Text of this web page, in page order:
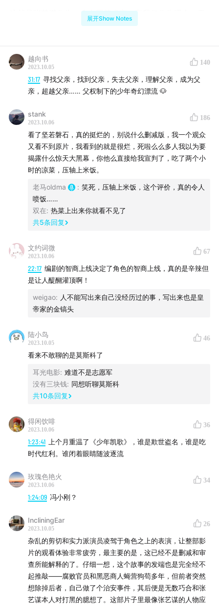
这就是张艺谋作为一个中国艺术家，和我们作为观众，无
法摆脱的「二流」宿命。
老马：一个中年影评人，在播客领域重新出发。关于电
影，了解的东西还不算少。
阿吴：也是一个中年影评人，也要在播客领域重新出发，
有很多观点挑战多数人的常识。
详细时间轴：
对《坚如磐石》的总看法
削弱了对暴力和贪污的表现，强化了正能量，但没有从
本质上改变这部电影的品质
和《一秒钟》《色，戒》《无名》遭遇的比较
07:04 钱外有钱，官上还有官
一个误导性的口号，把官场的结构性问题，偷换为职位
有多高的程度问题
和《背靠背，脸对脸》比较
陈道明和沙瑞金
张艺谋想拍成悬疑片，并不成功
奇怪的上下集结构
四尸案
省委书记是机械降神？
学韩国电影的斧头帮，没学好
天线宝宝知识点、于和伟的表情、雷佳音的降智、田雨
堪比《无间道》的全员内奸？？？
寻父与弑父
审查的要求是，反派被打死还不够，要审判，要忏悔
竟然和《封神》一样，又找爹？
以雷佳音的年龄感来找爹，有精神上未断奶的嫌疑
联想：《星球大战》的弑父，《唐人街》的乱伦
第五代的弑父情结
无法参照的《城市上空的手》
周冬雨瘦弱身躯中蕴藏着巨大的力量感
展开Show Notes
越向书
2023.10.05
140
31:17 寻找父亲，找到父亲，失去父亲，理解父亲，成为父
亲，超越父亲…… 父权制下的少年奇幻漂流 🐶
stank
2023.10.06
186
看了坚若磐石，真的挺烂的，别说什么删减版，我一个观众
又看不到原片，我看到的就是很烂，死啦么么多人我以为要
揭露什么惊天大黑幕，你他么直接给我宣判了，吃了两个小
时的凉菜，压轴上米饭。
老马oldma : 笑死，压轴上米饭，这个评价，真的令人
喷饭……
双在: 热菜上出来你就看不见了
共5条回复
文约词微
2023.10.06
67
22:17 编剧的智商上线决定了角色的智商上线，真的是辛辣但
是让人醍醐灌顶啊！
weigao: 人不能写出来自己没经历过的事，写出来也是皇
帝家的金镐头
陆小鸟
2023.10.05
46
看来不敢聊的是莫斯科了
耳光电影: 难道不是志愿军
没有三块钱: 同想听聊莫斯科
共10条回复
得闲饮啡
2023.10.06
36
1:23:41
上个月重温了《少年凯歌》，谁是欺世盗名，谁是吃
时代红利。谁闭着眼睛随波逐流
玫瑰色艳火
2023.10.06
34
1:24:09 冯小刚？
IncliningEar
2023.10.05
26
杂乱的剪切和实力派演员凌驾于角色之上的表演，让整部影
片的观看体验非常疲劳，最主要的是，这已经不是删减和审
查所能解释的了。仔细一想，这个故事的发端也是完全经不
起推敲——腐败官员和黑恶商人蝇营狗苟多年，但前者突然
想除掉后者，自己做了个治安事件，其后便是无数巧合和张
艺谋本人对打黑的臆想了。这部片子里最像张艺谋的人物应